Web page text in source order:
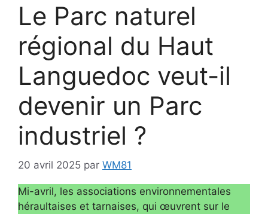
Le Parc naturel
régional du Haut
Languedoc veut-il
devenir un Parc
industriel ?
20 avril 2025 par WM81
Mi-avril, les associations environnementales
héraultaises et tarnaises, qui œuvrent sur le